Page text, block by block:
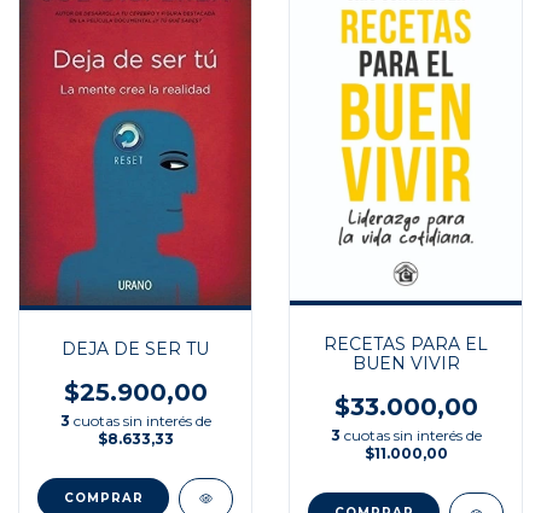
DEJA DE SER TU
$25.900,00
3 cuotas sin interés de
$8.633,33
RECETAS PARA EL
BUEN VIVIR
$33.000,00
3 cuotas sin interés de
$11.000,00